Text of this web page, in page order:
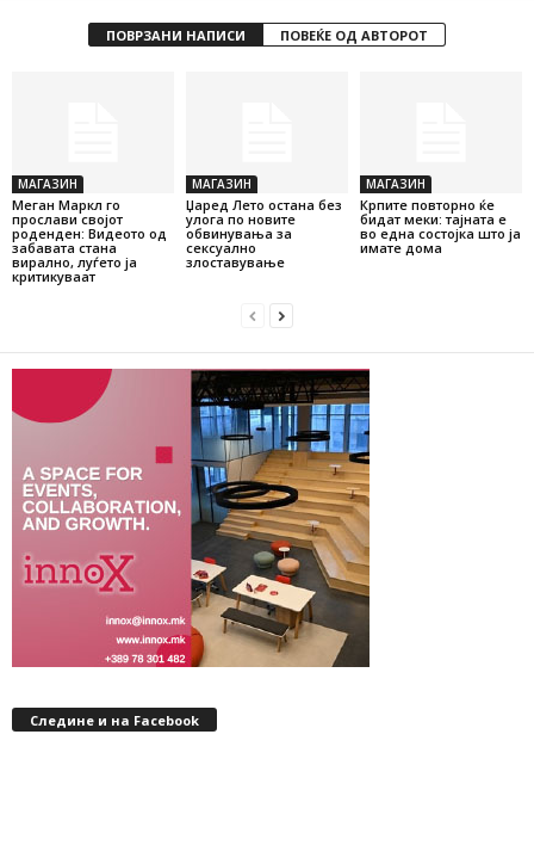
ПОВРЗАНИ НАПИСИ ПОВЕЌЕ ОД АВТОРОТ
МАГАЗИН
Меган Маркл го
прослави својот
роденден: Видеото од
забавата стана
вирално, луѓето ја
критикуваат
МАГАЗИН
Џаред Лето остана без
улога по новите
обвинувања за
сексуално
злоставување
МАГАЗИН
Крпите повторно ќе
бидат меки: тајната е
во една состојка што ја
имате дома
Следине и на Facebook